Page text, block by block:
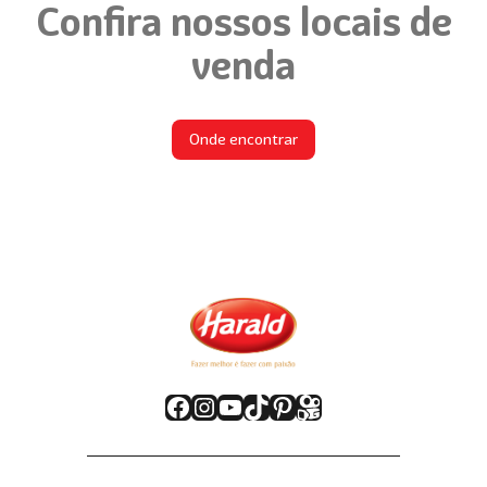
Confira nossos locais de
venda
Onde encontrar
Facebook
Instagram
Youtube
TikTok
Pinterest
Kwai